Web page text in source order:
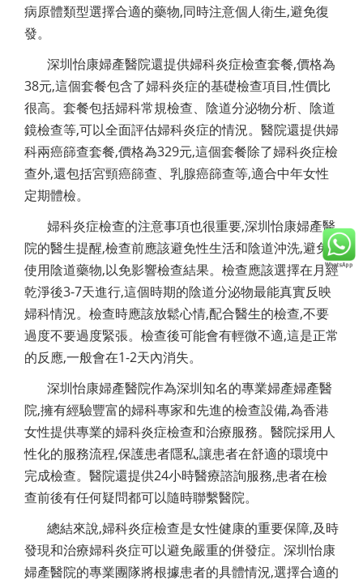
病原體類型選擇合適的藥物,同時注意個人衛生,避免復
發。
深圳怡康婦產醫院還提供婦科炎症檢查套餐,價格為
38元,這個套餐包含了婦科炎症的基礎檢查項目,性價比
很高。套餐包括婦科常規檢查、陰道分泌物分析、陰道
鏡檢查等,可以全面評估婦科炎症的情況。醫院還提供婦
科兩癌篩查套餐,價格為329元,這個套餐除了婦科炎症檢
查外,還包括宮頸癌篩查、乳腺癌篩查等,適合中年女性
定期體檢。
婦科炎症檢查的注意事項也很重要,深圳怡康婦產醫
院的醫生提醒,檢查前應該避免性生活和陰道沖洗,避免
使用陰道藥物,以免影響檢查結果。檢查應該選擇在月經
乾淨後3-7天進行,這個時期的陰道分泌物最能真實反映
婦科情況。檢查時應該放鬆心情,配合醫生的檢查,不要
過度不要過度緊張。檢查後可能會有輕微不適,這是正常
的反應,一般會在1-2天內消失。
深圳怡康婦產醫院作為深圳知名的專業婦產婦產醫
院,擁有經驗豐富的婦科專家和先進的檢查設備,為香港
女性提供專業的婦科炎症檢查和治療服務。醫院採用人
性化的服務流程,保護患者隱私,讓患者在舒適的環境中
完成檢查。醫院還提供24小時醫療諮詢服務,患者在檢
查前後有任何疑問都可以隨時聯繫醫院。
總結來說,婦科炎症檢查是女性健康的重要保障,及時
發現和治療婦科炎症可以避免嚴重的併發症。深圳怡康
婦產醫院的專業團隊將根據患者的具體情況,選擇合適的